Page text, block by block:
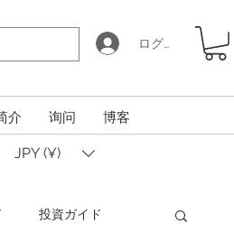
ログイン
介 询问 博客
JPY (¥)
投資ガイド